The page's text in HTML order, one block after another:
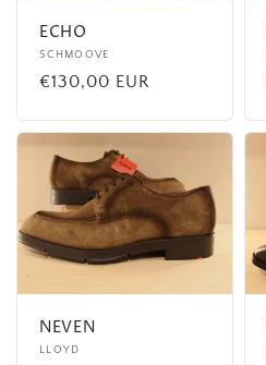
o
:
ECHO
Fournisseur :
SCHMOOVE
Prix
€130,00 EUR
NEVEN
Fournisseur :
LLOYD